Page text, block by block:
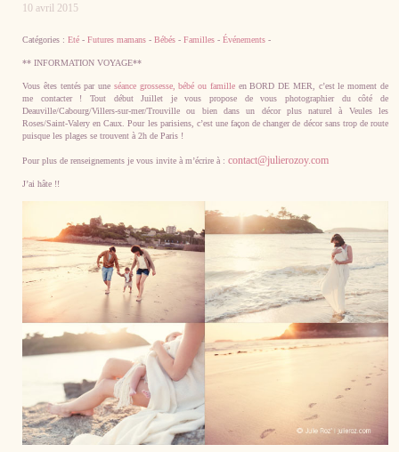
10 avril 2015
Catégories : Eté - Futures mamans - Bébés - Familles - Événements -
** INFORMATION VOYAGE**
Vous êtes tentés par une séance grossesse, bébé ou familleen BORD DE MER, c’est le moment de
me contacter ! Tout début Juillet je vous propose de vous photographier du côté de
Deauville/Cabourg/Villers-sur-mer/Trouville ou bien dans un décor plus naturel à Veules les
Roses/Saint-Valery en Caux. Pour les parisiens, c’est une façon de changer de décor sans trop de route
puisque les plages se trouvent à 2h de Paris !
Pour plus de renseignements je vous invite à m’écrire à : contact@julierozoy.com
J’ai hâte !!